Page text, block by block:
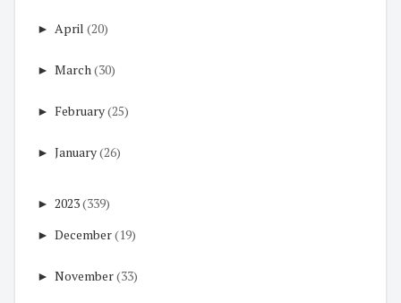
► April (20)
► March(30)
► February(25)
► January(26)
► 2023(339)
► December(19)
► November(33)